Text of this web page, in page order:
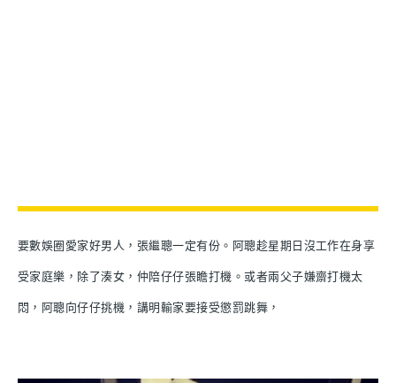
要數娛圈愛家好男人，張繼聰一定有份。阿聰趁星期日沒工作在身享
受家庭樂，除了湊女，仲陪仔仔張瞻打機。或者兩父子嫌齋打機太
悶，阿聰向仔仔挑機，講明輸家要接受懲罰跳舞，